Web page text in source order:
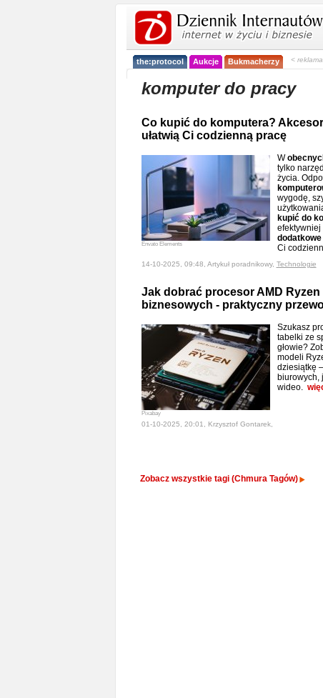
the:protocol Aukcje Bukmacherzy < reklama
komputer do pracy
Co kupić do komputera?
ułatwią Ci codzienną pracę
Envato Elements
W
tylko
życia.
wygodę,
kupić do
efektywniej
Ci
14-10-2025, 09:48, Artykuł poradnikowy, Technologie
Jak dobrać procesor AMD
biznesowych - praktyczny
Pixabay
Szukasz
tabelki ze
głowie?
modeli
dziesiątkę
biurowych,
wideo.
01-10-2025, 20:01, Krzysztof Gontarek,
Zobacz wszystkie tagi (Chmura Tagów)